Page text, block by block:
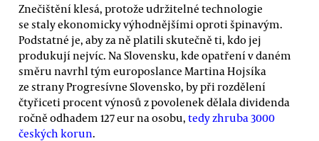
Znečištění klesá, protože udržitelné technologie
se staly ekonomicky výhodnějšími oproti špinavým.
Podstatné je, aby za ně platili skutečně ti, kdo jej
produkují nejvíc. Na Slovensku, kde opatření v daném
směru navrhl tým europoslance Martina Hojsíka
ze strany Progresívne Slovensko, by při rozdělení
čtyřiceti procent výnosů z povolenek dělala dividenda
ročně odhadem 127 eur na osobu, tedy zhruba 3000
českých korun.